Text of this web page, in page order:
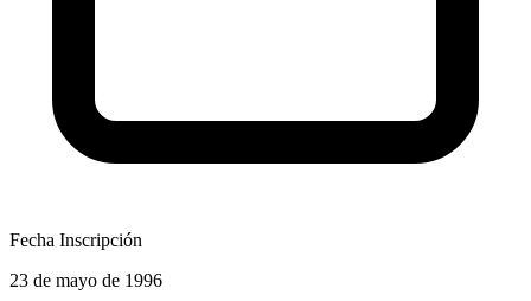
Fecha Inscripción
23 de mayo de 1996